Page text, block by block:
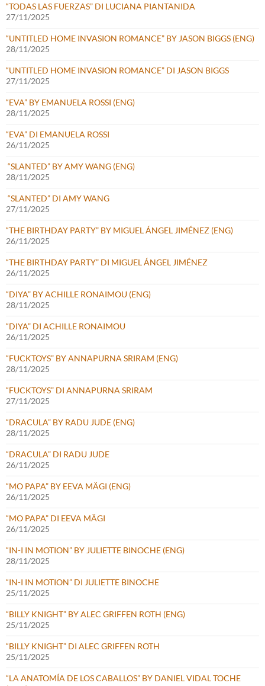
“TODAS LAS FUERZAS” DI LUCIANA PIANTANIDA
27/11/2025
“UNTITLED HOME INVASION ROMANCE” BY JASON BIGGS (ENG)
28/11/2025
“UNTITLED HOME INVASION ROMANCE” DI JASON BIGGS
27/11/2025
“EVA” BY EMANUELA ROSSI (ENG)
28/11/2025
“EVA” DI EMANUELA ROSSI
26/11/2025
“SLANTED” BY AMY WANG (ENG)
28/11/2025
“SLANTED” DI AMY WANG
27/11/2025
“THE BIRTHDAY PARTY” BY MIGUEL ÁNGEL JIMÉNEZ (ENG)
26/11/2025
“THE BIRTHDAY PARTY” DI MIGUEL ÁNGEL JIMÉNEZ
26/11/2025
“DIYA” BY ACHILLE RONAIMOU (ENG)
28/11/2025
“DIYA” DI ACHILLE RONAIMOU
26/11/2025
“FUCKTOYS” BY ANNAPURNA SRIRAM (ENG)
28/11/2025
“FUCKTOYS” DI ANNAPURNA SRIRAM
27/11/2025
“DRACULA” BY RADU JUDE (ENG)
28/11/2025
“DRACULA” DI RADU JUDE
26/11/2025
“MO PAPA” BY EEVA MÄGI (ENG)
26/11/2025
“MO PAPA” DI EEVA MÄGI
26/11/2025
“IN-I IN MOTION” BY JULIETTE BINOCHE (ENG)
28/11/2025
“IN-I IN MOTION” DI JULIETTE BINOCHE
25/11/2025
“BILLY KNIGHT” BY ALEC GRIFFEN ROTH (ENG)
25/11/2025
“BILLY KNIGHT” DI ALEC GRIFFEN ROTH
25/11/2025
“LA ANATOMÍA DE LOS CABALLOS” BY DANIEL VIDAL TOCHE